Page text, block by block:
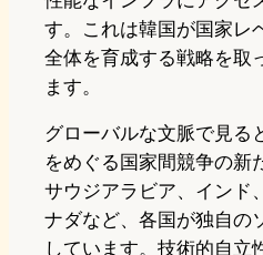
す。これは韓国が国家レ
全体を育成する戦略を取
ます。
グローバルな文脈で見る
をめぐる国家間競争の新
サウジアラビア、インド
ナダなど、各国が独自の
しています。技術的自立